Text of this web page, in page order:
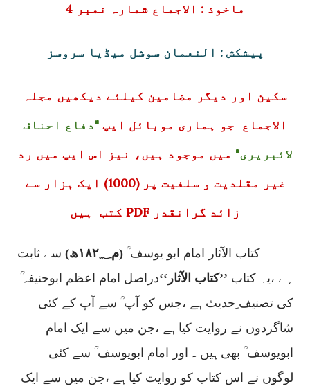
ماخوذ : الاجماع شمارہ نمبر 4
پیشکش : النعمان سوشل میڈیا سروسز
سکین اور دیگر مضامین کیلئے دیکھیں مجلہ
الاجماع جو ہماری موبائل ایپ "دفاع احناف
لائبریری" میں موجود ہیں، نیز اس ایپ میں رد
غیر مقلدیت و سلفیت پر (1000) ایک ہزار سے
زائد گرانقدر PDF کتب ہیں
کتاب الآثار امام ابو یوسف ؒ (م۱۸۲؁ھ) سے ثابت
ہے ،یہ کتاب ’’کتاب الآثار‘‘دراصل امام اعظم ابوحنیفہ ؒ
کی تصنیف ِحدیث ہے ،جس کو آپ ؒ سے آپ کے کئی
شاگردوں نے روایت کیا ہے ،جن میں سے ایک امام
ابویوسف ؒ بھی ہیں ۔ اور امام ابویوسف ؒ سے کئی
لوگوں نے اس کتاب کو روایت کیا ہے ،جن میں سے ایک